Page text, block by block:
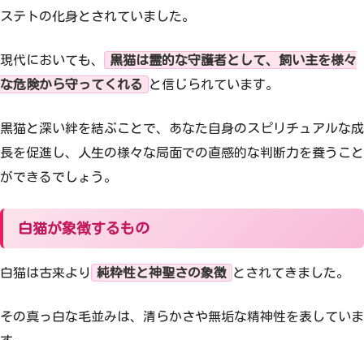
ステトの化身とされていました。
現代においても、
黒猫は霊的な守護者として、飼い主を様々
な危険から守ってくれる
と信じられています。
黒猫と深い絆を結ぶことで、あなた自身のスピリチュアルな成
長を促進し、人生の様々な局面での直感的な判断力を養うこと
ができるでしょう。
白猫が象徴するもの
白猫は古来より 純粋性と神聖さの象徴 とされてきました。
その真っ白な毛並みは、清らかさや無垢な精神性を表していま